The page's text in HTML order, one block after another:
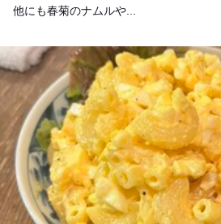
他にも春菊のナムルや...